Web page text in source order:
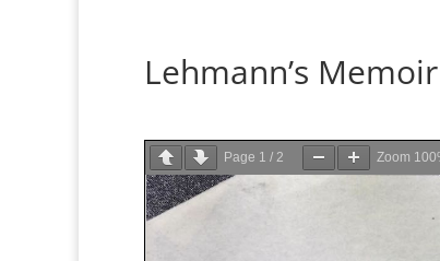
Lehmann’s Memoir
Page 1 / 2 Zoom